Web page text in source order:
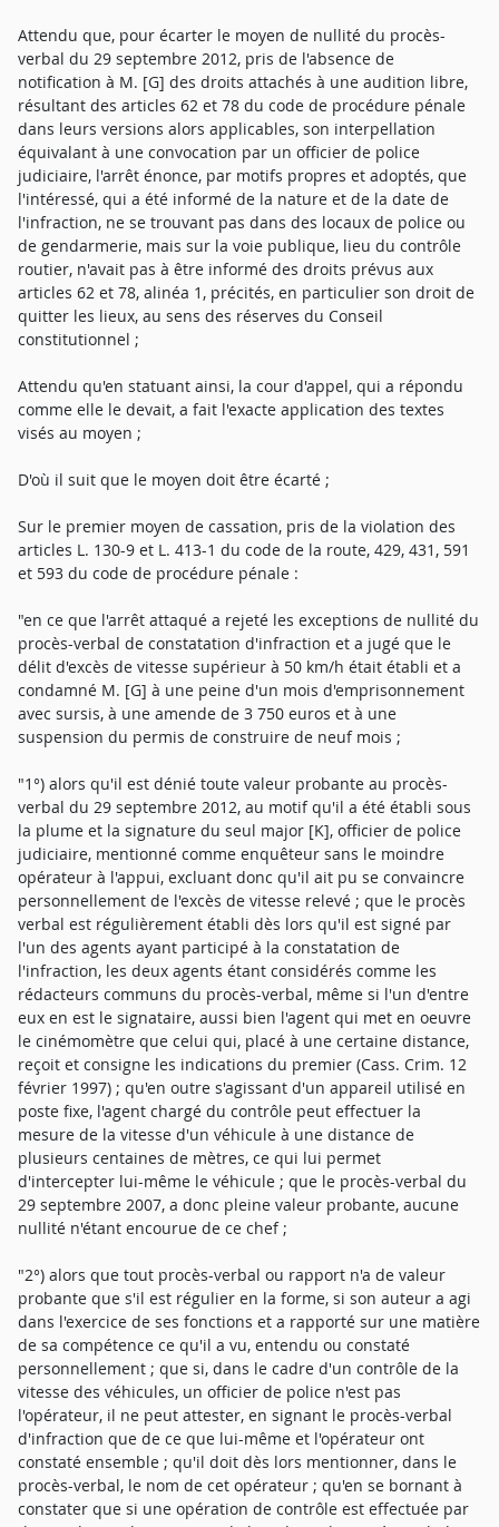
Attendu que, pour écarter le moyen de nullité du procès-
verbal du 29 septembre 2012, pris de l'absence de
notification à M. [G] des droits attachés à une audition libre,
résultant des articles 62 et 78 du code de procédure pénale
dans leurs versions alors applicables, son interpellation
équivalant à une convocation par un officier de police
judiciaire, l'arrêt énonce, par motifs propres et adoptés, que
l'intéressé, qui a été informé de la nature et de la date de
l'infraction, ne se trouvant pas dans des locaux de police ou
de gendarmerie, mais sur la voie publique, lieu du contrôle
routier, n'avait pas à être informé des droits prévus aux
articles 62 et 78, alinéa 1, précités, en particulier son droit de
quitter les lieux, au sens des réserves du Conseil
constitutionnel ;
Attendu qu'en statuant ainsi, la cour d'appel, qui a répondu
comme elle le devait, a fait l'exacte application des textes
visés au moyen ;
D'où il suit que le moyen doit être écarté ;
Sur le premier moyen de cassation, pris de la violation des
articles L. 130-9 et L. 413-1 du code de la route, 429, 431, 591
et 593 du code de procédure pénale :
"en ce que l'arrêt attaqué a rejeté les exceptions de nullité du
procès-verbal de constatation d'infraction et a jugé que le
délit d'excès de vitesse supérieur à 50 km/h était établi et a
condamné M. [G] à une peine d'un mois d'emprisonnement
avec sursis, à une amende de 3 750 euros et à une
suspension du permis de construire de neuf mois ;
"1°) alors qu'il est dénié toute valeur probante au procès-
verbal du 29 septembre 2012, au motif qu'il a été établi sous
la plume et la signature du seul major [K], officier de police
judiciaire, mentionné comme enquêteur sans le moindre
opérateur à l'appui, excluant donc qu'il ait pu se convaincre
personnellement de l'excès de vitesse relevé ; que le procès
verbal est régulièrement établi dès lors qu'il est signé par
l'un des agents ayant participé à la constatation de
l'infraction, les deux agents étant considérés comme les
rédacteurs communs du procès-verbal, même si l'un d'entre
eux en est le signataire, aussi bien l'agent qui met en oeuvre
le cinémomètre que celui qui, placé à une certaine distance,
reçoit et consigne les indications du premier (Cass. Crim. 12
février 1997) ; qu'en outre s'agissant d'un appareil utilisé en
poste fixe, l'agent chargé du contrôle peut effectuer la
mesure de la vitesse d'un véhicule à une distance de
plusieurs centaines de mètres, ce qui lui permet
d'intercepter lui-même le véhicule ; que le procès-verbal du
29 septembre 2007, a donc pleine valeur probante, aucune
nullité n'étant encourue de ce chef ;
"2°) alors que tout procès-verbal ou rapport n'a de valeur
probante que s'il est régulier en la forme, si son auteur a agi
dans l'exercice de ses fonctions et a rapporté sur une matière
de sa compétence ce qu'il a vu, entendu ou constaté
personnellement ; que si, dans le cadre d'un contrôle de la
vitesse des véhicules, un officier de police n'est pas
l'opérateur, il ne peut attester, en signant le procès-verbal
d'infraction que de ce que lui-même et l'opérateur ont
constaté ensemble ; qu'il doit dès lors mentionner, dans le
procès-verbal, le nom de cet opérateur ; qu'en se bornant à
constater que si une opération de contrôle est effectuée par